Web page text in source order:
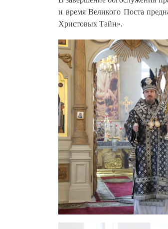
и время Великого Поста
Христовых Тайн».